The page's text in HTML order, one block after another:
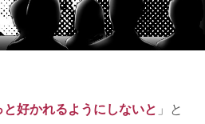
好かれるようにしないと 」と